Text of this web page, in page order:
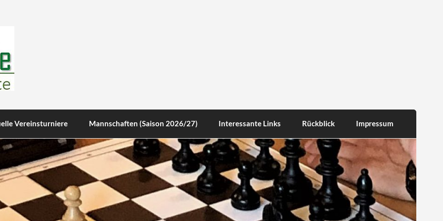
Vereinsturniere Mannschaften (Saison 2026/27) Interessante Links Rückblick Impressum